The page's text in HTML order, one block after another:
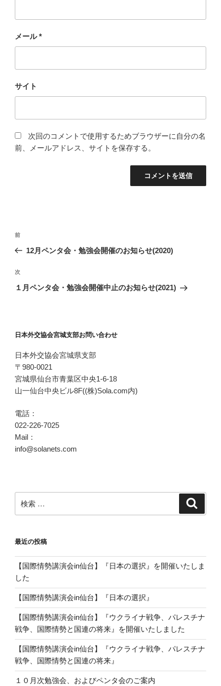
メール*
サイト
次回のコメントで使用するためブラウザーに自分の名
前、メールアドレス、サイトを保存する。
投
ビ
ゲ
ン
過
去
投
稿
前
12月ペンタ会・勉強会開催のお知らせ(2020)
次
の
次
１月ペンタ会・勉強会開催中止のお知らせ(2021)
日本外交協会宮城支部お問い合わせ
日本外交協会宮城県支部
〒980-0021
宮城県仙台市青葉区中央1-6-18
山一仙台中央ビル8F((株)Sola.com内)
電話：
022-226-7025
Mail：
info@solanets.com
索:
最近の投稿
【国際情勢講演会in仙台】『日本の選択』を開催いたしま
した
【国際情勢講演会in仙台】『日本の選択』
【国際情勢講演会in仙台】『ウクライナ戦争、パレスチナ
戦争、国際情勢と国連の将来』を開催いたしました
【国際情勢講演会in仙台】『ウクライナ戦争、パレスチナ
戦争、国際情勢と国連の将来』
１０月次勉強会、およびペンタ会のご案内